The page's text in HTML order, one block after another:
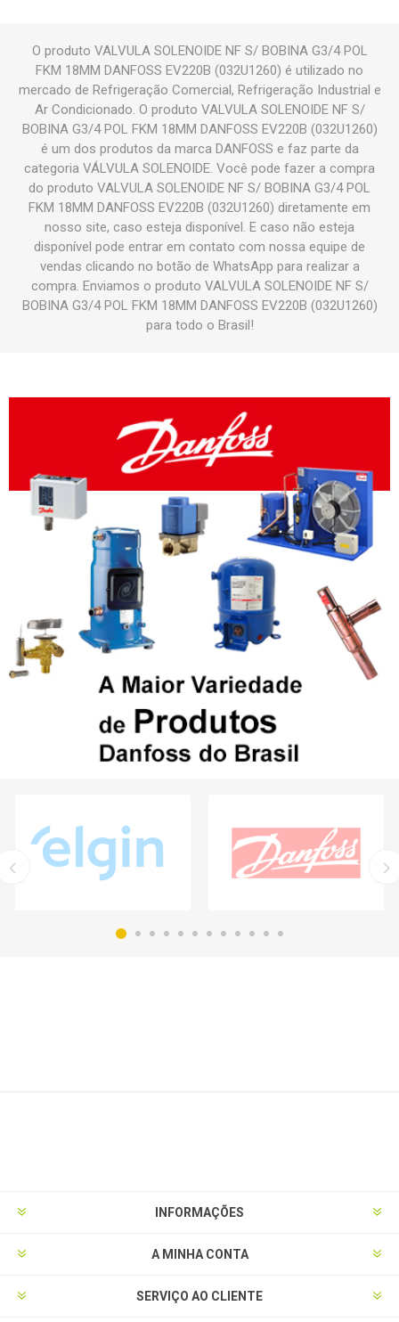
O produto VALVULA SOLENOIDE NF S/ BOBINA G3/4 POL
FKM 18MM DANFOSS EV220B (032U1260) é utilizado no
mercado de Refrigeração Comercial, Refrigeração Industrial e
Ar Condicionado. O produto VALVULA SOLENOIDE NF S/
BOBINA G3/4 POL FKM 18MM DANFOSS EV220B (032U1260)
é um dos produtos da marca DANFOSS e faz parte da
categoria VÁLVULA SOLENOIDE. Você pode fazer a compra
do produto VALVULA SOLENOIDE NF S/ BOBINA G3/4 POL
FKM 18MM DANFOSS EV220B (032U1260) diretamente em
nosso site, caso esteja disponível. E caso não esteja
disponível pode entrar em contato com nossa equipe de
vendas clicando no botão de WhatsApp para realizar a
compra. Enviamos o produto VALVULA SOLENOIDE NF S/
BOBINA G3/4 POL FKM 18MM DANFOSS EV220B (032U1260)
para todo o Brasil!
INFORMAÇÕES
A MINHA CONTA
SERVIÇO AO CLIENTE